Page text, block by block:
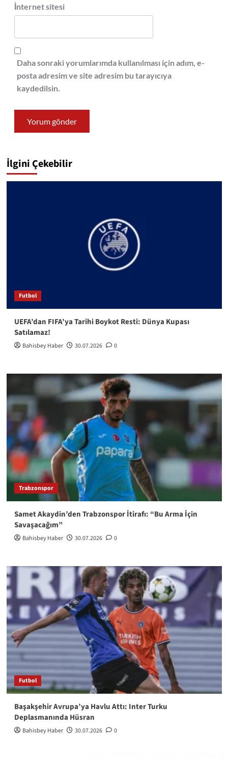
İnternet sitesi
Daha sonraki yorumlarımda kullanılması için adım, e-
posta adresim ve site adresim bu tarayıcıya
kaydedilsin.
İlgini Çekebilir
Futbol
UEFA’dan FIFA’ya Tarihi Boykot Resti: Dünya Kupası
Satılamaz!
Bahisbey Haber 30.07.2026 0
Trabzonspor
Samet Akaydin’den Trabzonspor İtirafı: “Bu Arma İçin
Savaşacağım”
Bahisbey Haber 30.07.2026 0
Futbol
Başakşehir Avrupa’ya Havlu Attı: Inter Turku
Deplasmanında Hüsran
Bahisbey Haber 30.07.2026 0